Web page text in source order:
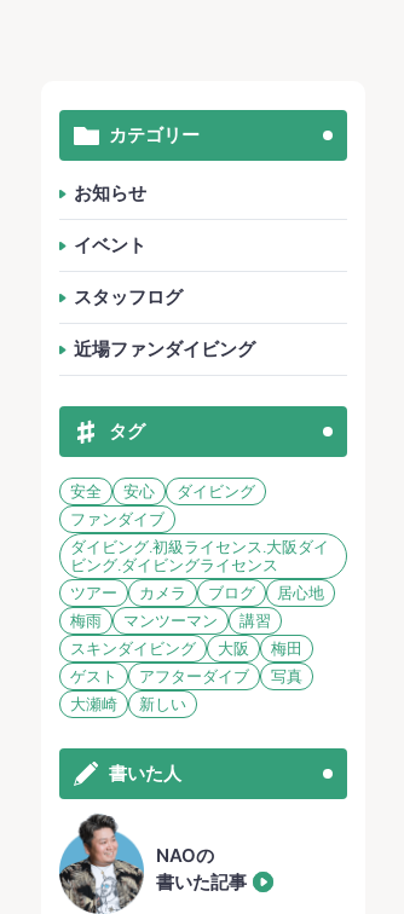
カテゴリー
お知らせ
イベント
スタッフログ
近場ファンダイビング
タグ
安全 安心
ダイビング
ファンダイブ
ダイビング.初級ライセンス.大阪ダイ
ビング.ダイビングライセンス
ツアー
カメラ ブログ
居心地
梅雨
マンツーマン
講習
スキンダイビング
大阪
梅田
ゲスト
アフターダイブ
写真
大瀬崎
新しい
書いた人
NAOの
書いた記事